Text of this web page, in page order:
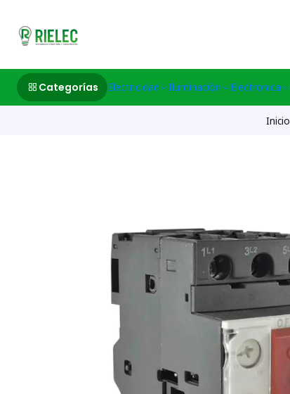
Categorías Electricidad Iluminación Electronica
Inicio